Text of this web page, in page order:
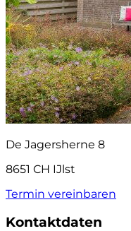
De Jagersherne 8
8651 CH IJlst
Termin vereinbaren
Kontaktdaten